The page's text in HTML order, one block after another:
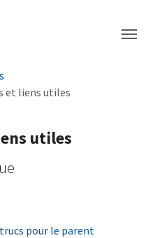
et liens utiles
utiles
pour le parent